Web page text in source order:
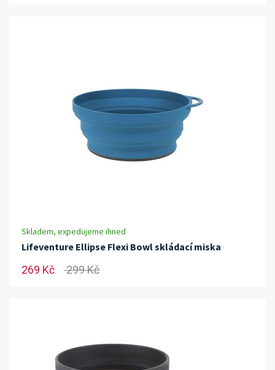
Skladem, expedujeme ihned
Lifeventure Ellipse Flexi Bowl skládací miska
269 Kč 299 Kč